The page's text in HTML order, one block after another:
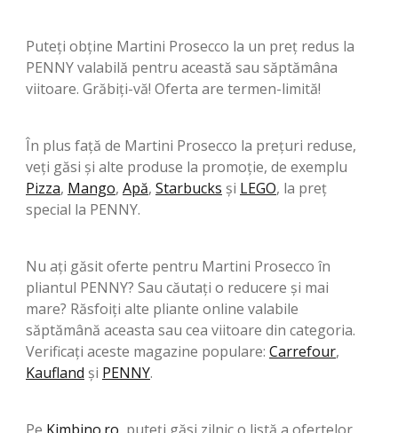
Puteți obține Martini Prosecco la un preț redus la
PENNY valabilă pentru această sau săptămâna
viitoare. Grăbiți-vă! Oferta are termen-limită!
În plus față de Martini Prosecco la prețuri reduse,
veți găsi și alte produse la promoție, de exemplu
Pizza, Mango, Apă, Starbucks şi LEGO, la preț
special la PENNY.
Nu ați găsit oferte pentru Martini Prosecco în
pliantul PENNY? Sau căutați o reducere și mai
mare? Răsfoiți alte pliante online valabile
săptămână aceasta sau cea viitoare din categoria.
Verificați aceste magazine populare: Carrefour,
Kaufland şi PENNY.